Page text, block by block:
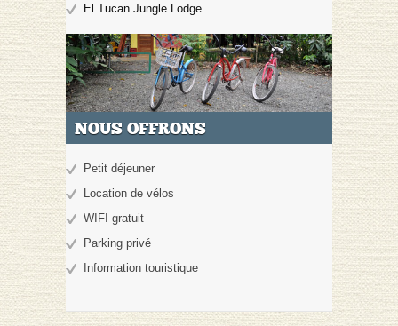
El Tucan Jungle Lodge
NOUS OFFRONS
Petit déjeuner
Location de vélos
WIFI gratuit
Parking privé
Information touristique